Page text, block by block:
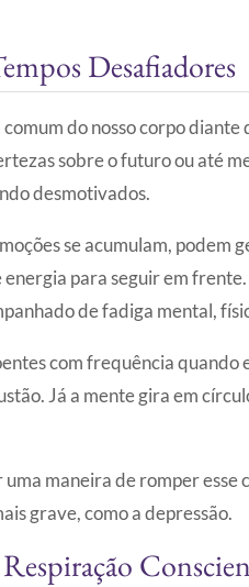
Desafiadores
do nosso corpo
sobre o futuro ou até
desmotivados.
se acumulam, podem
para seguir em
de fadiga mental,
com frequência quando
Já a mente gira em
uma maneira de romper
grave, como a depressão.